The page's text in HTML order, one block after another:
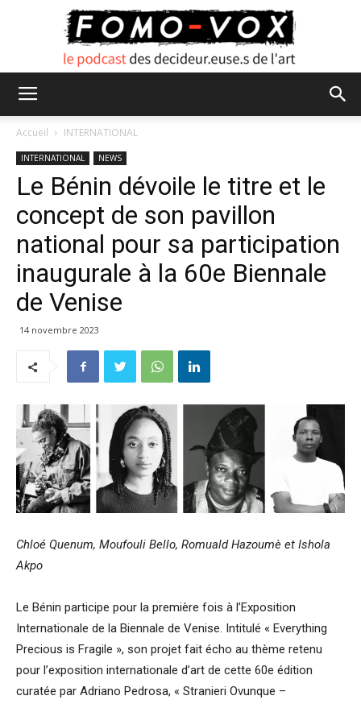
VOX
Accueil INTERNATIONAL
INTERNATIONAL NEWS
Le Bénin dévoile le titre et le
concept de son pavillon
national pour sa participation
inaugurale à la 60e Biennale
de Venise
14 novembre 2023
Chloé Quenum, Moufouli Bello, Romuald Hazoumè et Ishola
Akpo
Le Bénin participe pour la première fois à l’Exposition
Internationale de la Biennale de Venise. Intitulé « Everything
Precious is Fragile », son projet fait écho au thème retenu
pour l’exposition internationale d’art de cette 60e édition
curatée par Adriano Pedrosa, « Stranieri Ovunque –